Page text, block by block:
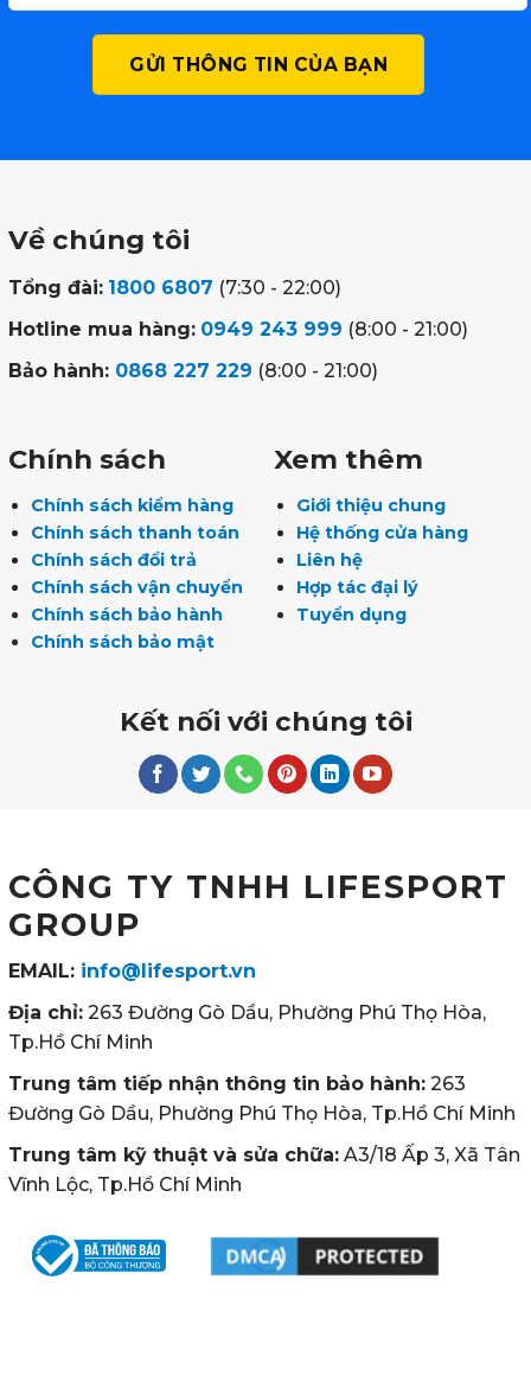
Về chúng tôi
Tổng đài: 1800 6807 (7:30 - 22:00)
Hotline mua hàng: 0949 243 999 (8:00 - 21:00)
Bảo hành: 0868 227 229 (8:00 - 21:00)
Chính sách
Chính sách kiểm hàng
Chính sách thanh toán
Chính sách đổi trả
Chính sách vận chuyển
Chính sách bảo hành
Chính sách bảo mật
Xem thêm
Giới thiệu chung
Hệ thống cửa hàng
Liên hệ
Hợp tác đại lý
Tuyển dụng
Kết nối với chúng tôi
CÔNG TY TNHH LIFESPORT
GROUP
EMAIL: info@lifesport.vn
Địa chỉ: 263 Đường Gò Dầu, Phường Phú Thọ Hòa,
Tp.Hồ Chí Minh
Trung tâm tiếp nhận thông tin bảo hành: 263
Đường Gò Dầu, Phường Phú Thọ Hòa, Tp.Hồ Chí Minh
Trung tâm kỹ thuật và sửa chữa: A3/18 Ấp 3, Xã Tân
Vĩnh Lộc, Tp.Hồ Chí Minh